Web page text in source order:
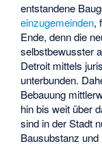
entstandene
einzugemeinden,
Ende, denn die
selbstbewusster
Detroit mittels
unterbunden.
Bebauung
hin bis weit über
sind in der Stadt
Bausubstanz